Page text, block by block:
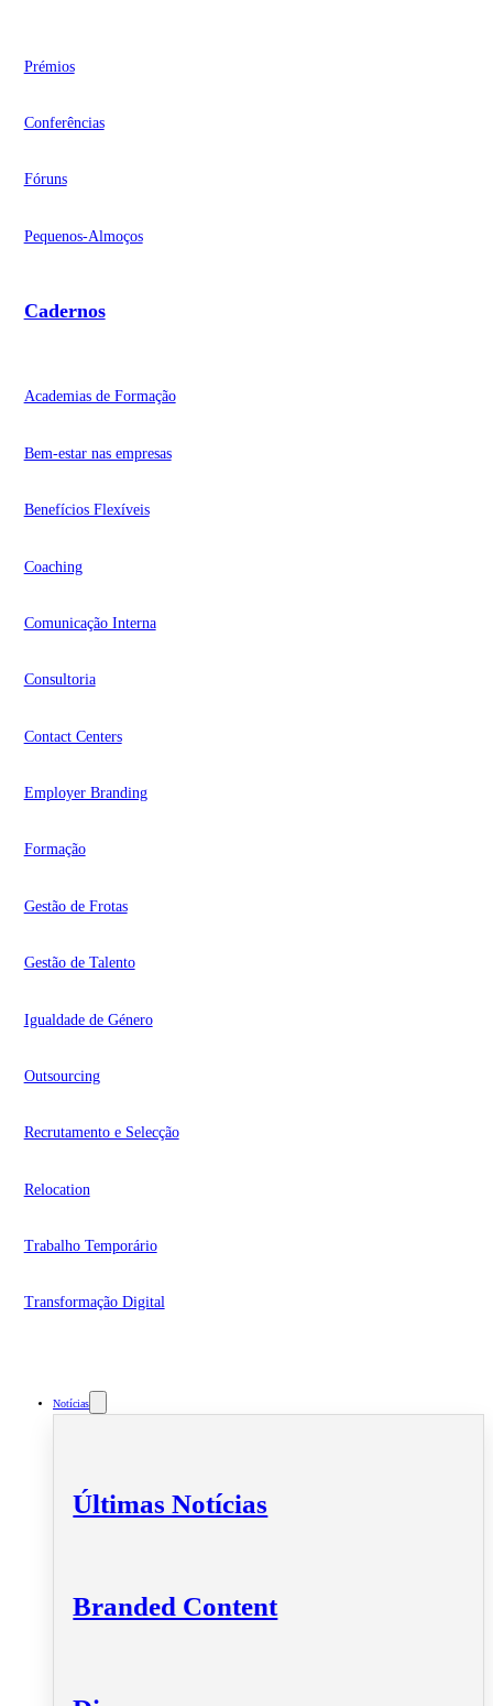
Prémios
Conferências
Fóruns
Pequenos-Almoços
Cadernos
Academias de Formação
Bem-estar nas empresas
Benefícios Flexíveis
Coaching
Comunicação Interna
Consultoria
Contact Centers
Employer Branding
Formação
Gestão de Frotas
Gestão de Talento
Igualdade de Género
Outsourcing
Recrutamento e Selecção
Relocation
Trabalho Temporário
Transformação Digital
Notícias
Últimas Notícias
Branded Content